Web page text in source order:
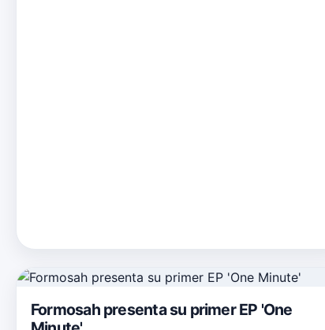
Formosah presenta su primer EP 'One